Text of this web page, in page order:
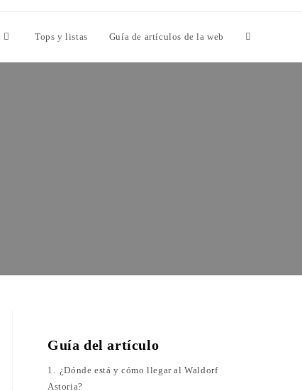
Tops y listas Guía de artículos de la web
Guía del artículo
1. ¿Dónde está y cómo llegar al Waldorf
Astoria?